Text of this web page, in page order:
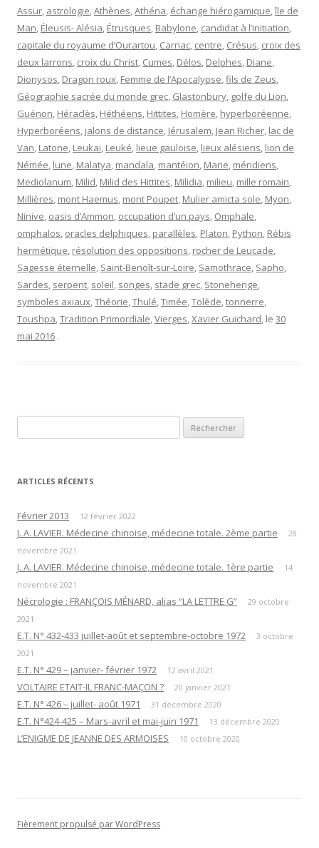
Assur, astrologie,Athènes,Athéna, échange hiérogamique,île de
Man, Éleusis- Alésia, Étrusques, Babylone, candidat à l’initiation,
capitale du royaume d’Ourartou, Carnac, centre, Crésus, croix des
deux larrons, croix du Christ, Cumes, Délos, Delphes, Diane,
Dionysos, Dragon roux, Femme de l’Apocalypse,fils de Zeus,
Géographie sacrée du monde grec, Glastonbury, golfe du Lion,
Guénon, Héraclès, Héthéens, Hittites, Homère, hyperboréenne,
Hyperboréens, jalons de distance, Jérusalem, Jean Richer, lac de
Van, Latone, Leukai, Leuké, lieue gauloise, lieux alésiens, lion de
Némée, lune, Malatya, mandala, mantéion, Marie, méridiens,
Mediolanum, Milid, Milid des Hittites, Milidia, milieu, mille romain,
Millières, mont Haemus, mont Poupet, Mulier amicta sole, Myon,
Ninive, oasis d’Ammon, occupation d’un pays, Omphale,
omphalos, oracles delphiques, parallèles, Platon, Python, Rébis
hermétique, résolution des oppositions, rocher de Leucade,
Sagesse éternelle, Saint-Benoît-sur-Loire, Samothrace, Sapho,
Sardes, serpent, soleil, songes, stade grec, Stonehenge,
symboles axiaux,Théorie,Thulé,Timée,Tolède,tonnerre,
Toushpa,Tradition Primordiale,Vierges,Xavier Guichard, le 30
mai 2016 .
ARTICLES RÉCENTS
Février 2013 12 février 2022
J. A. LAVIER. Médecine chinoise, médecine totale. 2ème partie
28
novembre 2021
J. A. LAVIER. Médecine chinoise, médecine totale. 1ère partie
14
novembre 2021
Nécrologie : FRANÇOIS MÉNARD, alias “LA LETTRE G”
29 octobre
2021
E.T. N° 432-433 juillet-août et septembre-octobre 1972
3 octobre
2021
E.T. N° 429 – janvier- février 1972 12 avril 2021
VOLTAIRE ETAIT-IL FRANC-MAÇON ? 20 janvier 2021
E.T. N° 426 – juillet- août 1971 31 décembre 2020
E.T. N°424-425 – Mars-avril et mai-juin 1971 13 décembre 2020
L’ENIGME DE JEANNE DES ARMOISES 10 octobre 2020
Fièrement propulsé par WordPress